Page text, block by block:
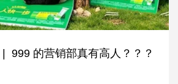
999 的营销部真有高人？？？